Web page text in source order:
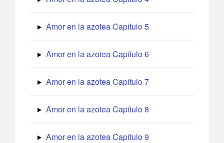
Amor en la azotea Capítulo 5
Amor en la azotea Capítulo 6
Amor en la azotea Capítulo 7
Amor en la azotea Capítulo 8
Amor en la azotea Capítulo 9